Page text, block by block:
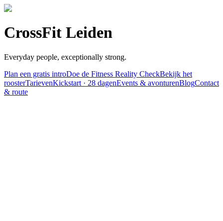
CrossFit Leiden
Everyday people, exceptionally strong.
Plan een gratis introDoe de Fitness Reality CheckBekijk het
roosterTarievenKickstart · 28 dagenEvents & avonturenBlogContact
& route